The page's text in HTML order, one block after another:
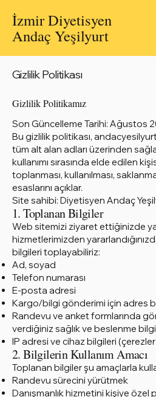
İzmir Diyetisyen
Andaç Yeşilyurt
Gizlilik Politikası
Gizlilik Politikamız
Son Güncelleme Tarihi: Ağustos
Bu gizlilik politikası,
tüm alt alan adları üzerinden
kullanımı sırasında elde edilen
toplanması, kullanılması,
esaslarını açıklar.
Site sahibi: Diyetisyen Andaç
1. Toplanan Bilgiler
Web sitemizi ziyaret ettiğinizde
hizmetlerimizden
bilgileri toplayabiliriz:
Ad, soyad
Telefon numarası
E-posta adresi
Kargo/bilgi gönderimi için adres
Randevu ve anket formlarında
verdiğiniz sağlık ve beslenme
IP adresi ve cihaz bilgileri
2. Bilgilerin Kullanım Amacı
Toplanan bilgiler şu amaçlarla
Randevu sürecini yürütmek
Danışmanlık hizmetini kişiye özel